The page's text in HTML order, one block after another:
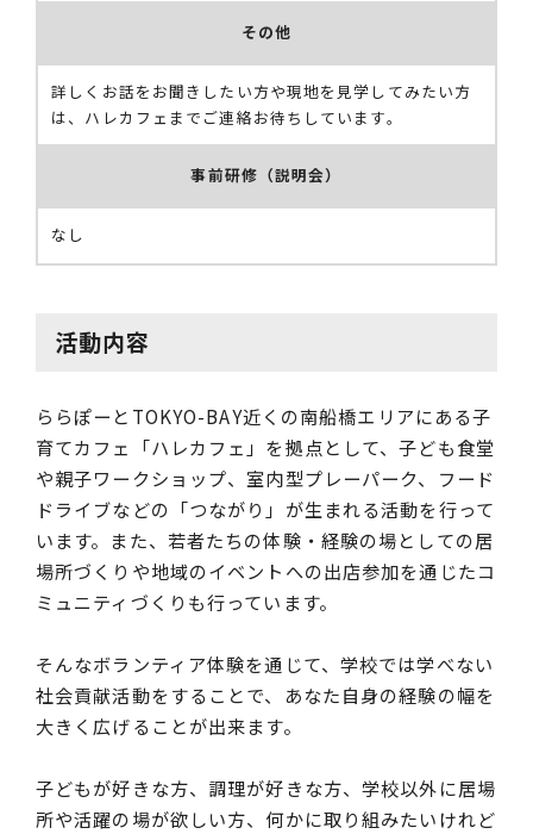
その他
詳しくお話をお聞きしたい方や現地を見学してみたい方
は、ハレカフェまでご連絡お待ちしています。
事前研修（説明会）
なし
活動内容
ららぽーとTOKYO-BAY近くの南船橋エリアにある子
育てカフェ「ハレカフェ」を拠点として、子ども食堂
や親子ワークショップ、室内型プレーパーク、フード
ドライブなどの「つながり」が生まれる活動を行って
います。また、若者たちの体験・経験の場としての居
場所づくりや地域のイベントへの出店参加を通じたコ
ミュニティづくりも行っています。
そんなボランティア体験を通じて、学校では学べない
社会貢献活動をすることで、あなた自身の経験の幅を
大きく広げることが出来ます。
子どもが好きな方、調理が好きな方、学校以外に居場
所や活躍の場が欲しい方、何かに取り組みたいけれど